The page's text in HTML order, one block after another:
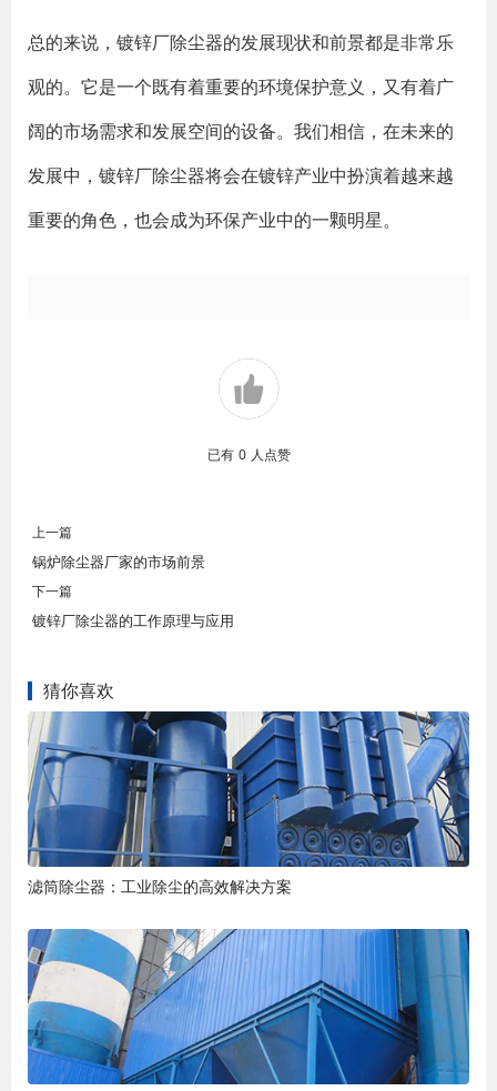
总的来说，镀锌厂除尘器的发展现状和前景都是非常乐
观的。它是一个既有着重要的环境保护意义，又有着广
阔的市场需求和发展空间的设备。我们相信，在未来的
发展中，镀锌厂除尘器将会在镀锌产业中扮演着越来越
重要的角色，也会成为环保产业中的一颗明星。
已有 0 人点赞
上一篇
锅炉除尘器厂家的市场前景
下一篇
镀锌厂除尘器的工作原理与应用
猜你喜欢
滤筒除尘器：工业除尘的高效解决方案